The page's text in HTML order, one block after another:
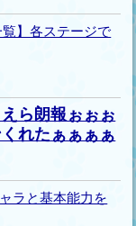
覧】各ステージで
ら朗報ぉぉぉ
れたぁぁぁぁ
ラと基本能力を